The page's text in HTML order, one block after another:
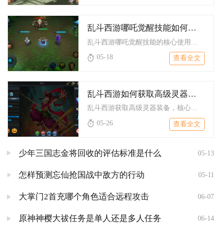
乱斗西游哪吒觉醒技能如何使用
05-18
查看全文
乱斗西游如何获取高级灵器装备
乱斗西游获取高级灵器装备，核心靠打造、合成、副本掉落、商店兑...
05-26
查看全文
少年三国志金将回收的评估标准是什么 05-13
怎样预测忘仙抢国战中敌方的行动 05-11
大掌门2首充哪个角色适合远程攻击 06-07
原神神樱大祓任务是单人还是多人任务 06-14